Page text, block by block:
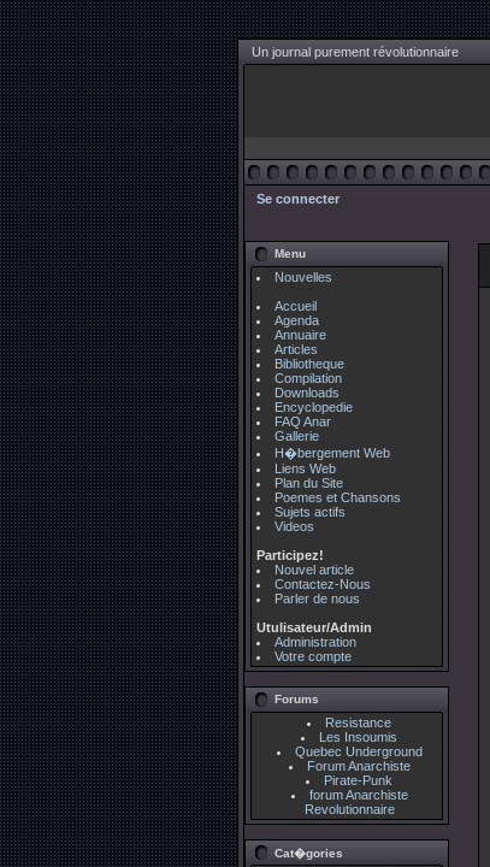
Un journal purement révolutionnaire
Se connecter
Menu
Nouvelles
Accueil
Agenda
Annuaire
Articles
Bibliotheque
Compilation
Downloads
Encyclopedie
FAQ Anar
Gallerie
H�bergement Web
Liens Web
Plan du Site
Poemes et Chansons
Sujets actifs
Videos
Participez!
Nouvel article
Contactez-Nous
Parler de nous
Utulisateur/Admin
Administration
Votre compte
Forums
Resistance
Les Insoumis
Quebec Underground
Forum Anarchiste
Pirate-Punk
forum Anarchiste
Revolutionnaire
Cat�gories